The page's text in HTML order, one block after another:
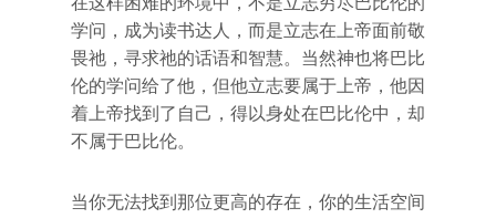
学问，成为读书达人，而是立志在上帝面前敬
畏祂，寻求祂的话语和智慧。当然神也将巴比
伦的学问给了他，但他立志要属于上帝，他因
着上帝找到了自己，得以身处在巴比伦中，却
不属于巴比伦。
当你无法找到那位更高的存在，你的生活空间